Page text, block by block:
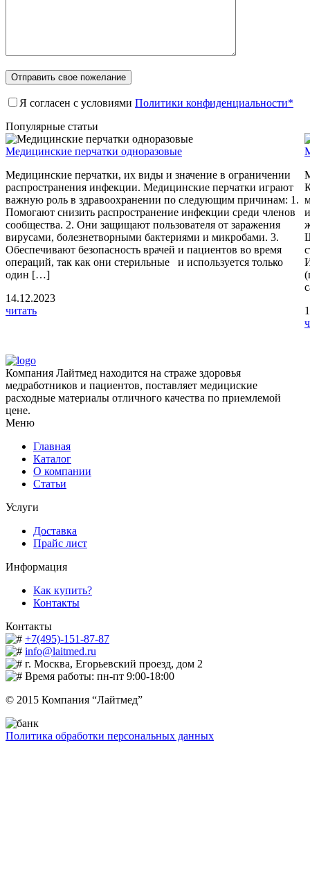
Я согласен с условиями Политики конфиденциальности*
Популярные статьи
Медицинские перчатки одноразовые
Медицинские перчатки, их виды и значение в ограничении
распространения инфекции. Медицинские перчатки играют
важную роль в здравоохранении по следующим причинам: 1.
Помогают снизить распространение инфекции среди членов
сообщества. 2. Они защищают пользователя от заражения
вирусами, болезнетворными бактериями и микробами. 3.
Обеспечивают безопасность врачей и пациентов во время
операций, так как они стерильные и используется только
один […]
14.12.2023
читать
Компания Лайтмед находится на страже здоровья
медработников и пациентов, поставляет медициские
расходные материалы отличного качества по приемлемой
цене.
Меню
Главная
Каталог
О компании
Статьи
Услуги
Доставка
Прайс лист
Информация
Как купить?
Контакты
Контакты
+7(495)-151-87-87
info@laitmed.ru
г. Москва, Егорьевский проезд, дом 2
Время работы: пн-пт 9:00-18:00
© 2015 Компания “Лайтмед”
Политика обработки персональных данных